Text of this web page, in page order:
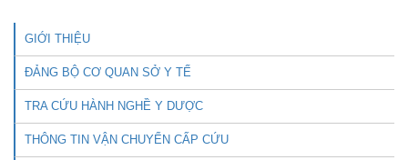
GIỚI THIỆU
ĐẢNG BỘ CƠ QUAN SỞ Y TẾ
TRA CỨU HÀNH NGHỀ Y DƯỢC
THÔNG TIN VẬN CHUYỂN CẤP CỨU